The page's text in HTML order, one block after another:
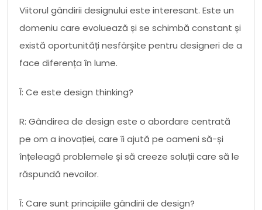
Viitorul gândirii designului este interesant. Este un
domeniu care evoluează și se schimbă constant și
există oportunități nesfârșite pentru designeri de a
face diferența în lume.
Î: Ce este design thinking?
R: Gândirea de design este o abordare centrată
pe om a inovației, care îi ajută pe oameni să-și
înțeleagă problemele și să creeze soluții care să le
răspundă nevoilor.
Î: Care sunt principiile gândirii de design?